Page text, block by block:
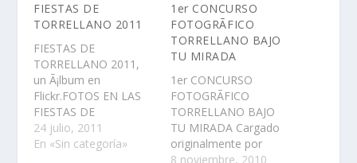
FIESTAS DE
TORRELLANO 2011
FIESTAS DE
TORRELLANO 2011,
un Ã¡lbum en
Flickr.FOTOS EN LAS
FIESTAS DE
TORRELLANO 2011
PAELLAS
24 julio, 2011
En «Sin categoría»
1er CONCURSO
FOTOGRÃFICO
TORRELLANO BAJO
TU MIRADA
1er CONCURSO
FOTOGRÃFICO
TORRELLANO BAJO
TU MIRADA Cargado
originalmente por
Torrellano Club1er
8 noviembre, 2010